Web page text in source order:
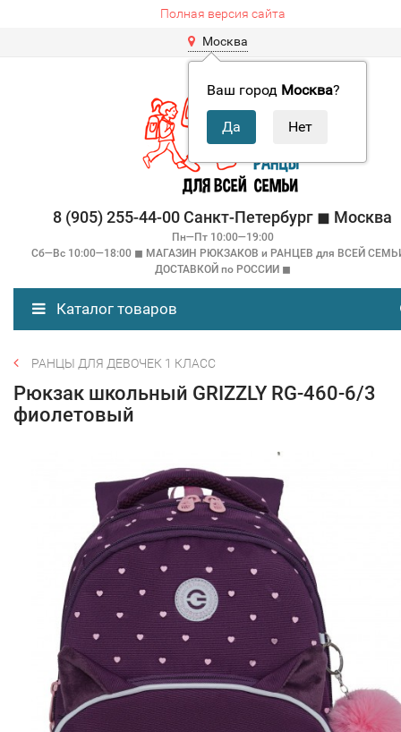
Полная версия сайта
Москва
Ваш город Москва?
8 (905) 255-44-00 Санкт-Петербург ◼ Москва
Пн—Пт 10:00—19:00
Сб—Вс 10:00—18:00 ◼ МАГАЗИН РЮКЗАКОВ и РАНЦЕВ для ВСЕЙ
ДОСТАВКОЙ по РОССИИ ◼
Каталог товаров
РАНЦЫ ДЛЯ ДЕВОЧЕК 1 КЛАСС
Рюкзак школьный GRIZZLY RG-460-6/3
фиолетовый